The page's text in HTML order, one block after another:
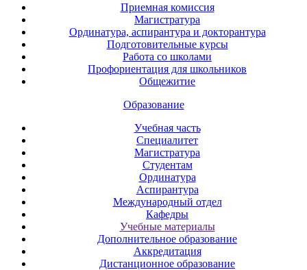
Приемная комиссия
Магистратура
Ординатура, аспирантура и докторантура
Подготовительные курсы
Работа со школами
Профориентация для школьников
Общежитие
Образование
Учебная часть
Специалитет
Магистратура
Студентам
Ординатура
Аспирантура
Международный отдел
Кафедры
Учебные материалы
Дополнительное образование
Аккредитация
Дистанционное образование